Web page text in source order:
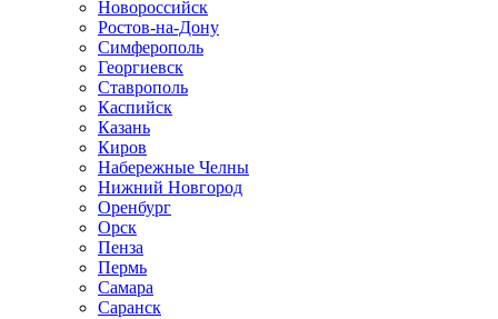
Новороссийск
Ростов-на-Дону
Симферополь
Георгиевск
Ставрополь
Каспийск
Казань
Киров
Набережные Челны
Нижний Новгород
Оренбург
Орск
Пенза
Пермь
Самара
Саранск